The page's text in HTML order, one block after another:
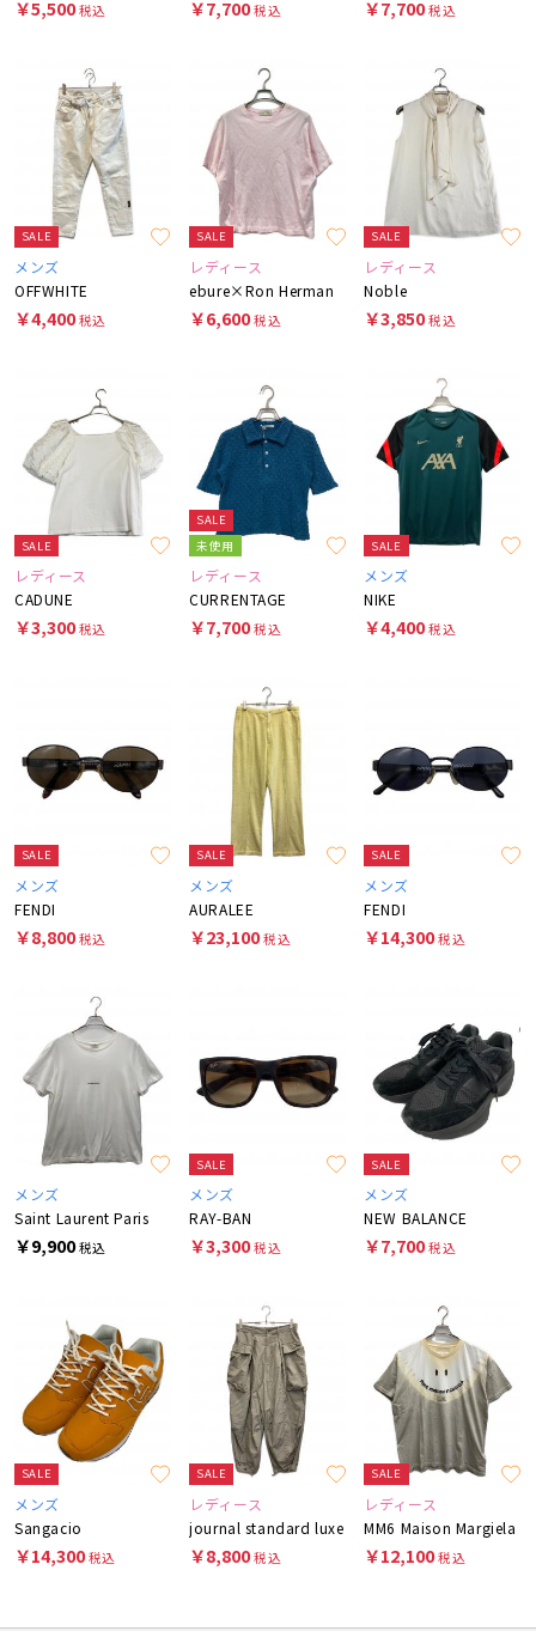
￥5,500税込 ￥7,700税込 ￥7,700税込
SALE
メンズ
OFFWHITE
￥4,400税込
SALE
レディース
ebure×Ron Herman
￥6,600税込
SALE
レディース
Noble
￥3,850税込
SALE
レディース
CADUNE
￥3,300税込
SALE
未使用
レディース
CURRENTAGE
￥7,700税込
SALE
メンズ
NIKE
￥4,400税込
SALE
メンズ
FENDI
￥8,800税込
SALE
メンズ
AURALEE
￥23,100税込
SALE
メンズ
FENDI
￥14,300税込
メンズ
Saint Laurent Paris
￥9,900税込
SALE
メンズ
RAY-BAN
￥3,300税込
SALE
メンズ
NEW BALANCE
￥7,700税込
SALE
メンズ
Sangacio
￥14,300税込
SALE
レディース
journal standard luxe
￥8,800税込
SALE
レディース
MM6 Maison Margiela
￥12,100税込